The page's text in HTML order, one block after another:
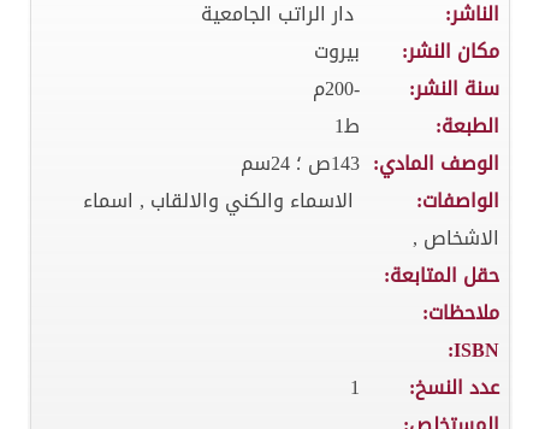
الناشر:
دار الراتب الجامعية
مكان النشر:
بيروت
سنة النشر:
-200م
الطبعة:
ط1
الوصف المادي: 143ص ؛ 24سم
الواصفات:
الاسماء والكني والالقاب , اسماء
الاشخاص ,
حقل المتابعة:
ملاحظات:
ISBN:
عدد النسخ:
1